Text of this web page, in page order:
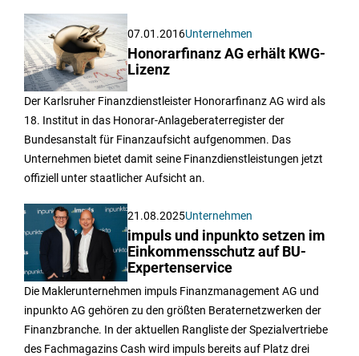
07.01.2016Unternehmen
Honorarfinanz AG erhält KWG-
Lizenz
Der Karlsruher Finanzdienstleister Honorarfinanz AG wird als
18. Institut in das Honorar-Anlageberaterregister der
Bundesanstalt für Finanzaufsicht aufgenommen. Das
Unternehmen bietet damit seine Finanzdienstleistungen jetzt
offiziell unter staatlicher Aufsicht an.
21.08.2025Unternehmen
impuls und inpunkto setzen im
Einkommensschutz auf BU-
Expertenservice
Die Maklerunternehmen impuls Finanzmanagement AG und
inpunkto AG gehören zu den größten Beraternetzwerken der
Finanzbranche. In der aktuellen Rangliste der Spezialvertriebe
des Fachmagazins Cash wird impuls bereits auf Platz drei